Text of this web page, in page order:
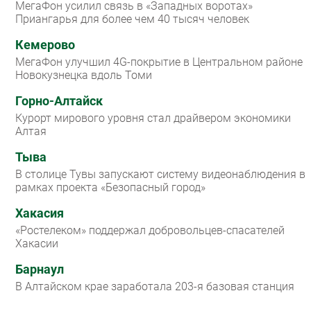
МегаФон усилил связь в «Западных воротах»
Приангарья для более чем 40 тысяч человек
Кемерово
МегаФон улучшил 4G-покрытие в Центральном районе
Новокузнецка вдоль Томи
Горно-Алтайск
Курорт мирового уровня стал драйвером экономики
Алтая
Тыва
В столице Тувы запускают систему видеонаблюдения в
рамках проекта «Безопасный город»
Хакасия
«Ростелеком» поддержал добровольцев-спасателей
Хакасии
Барнаул
В Алтайском крае заработала 203-я базовая станция